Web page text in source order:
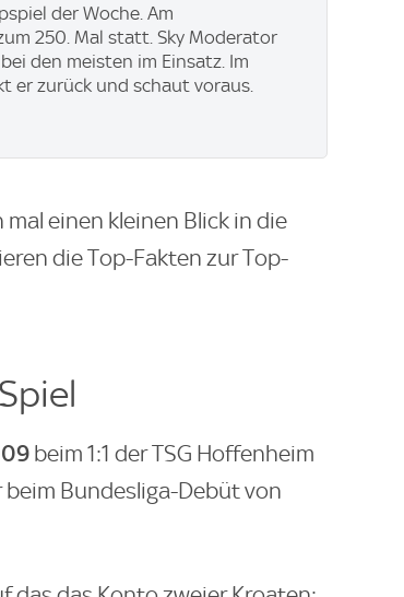
der Woche. Am
250. Mal statt. Sky Moderator
den meisten im Einsatz. Im
er zurück und schaut voraus.
einen kleinen Blick in die
die Top-Fakten zur Top-
beim 1:1 der TSG Hoffenheim
beim Bundesliga-Debüt von